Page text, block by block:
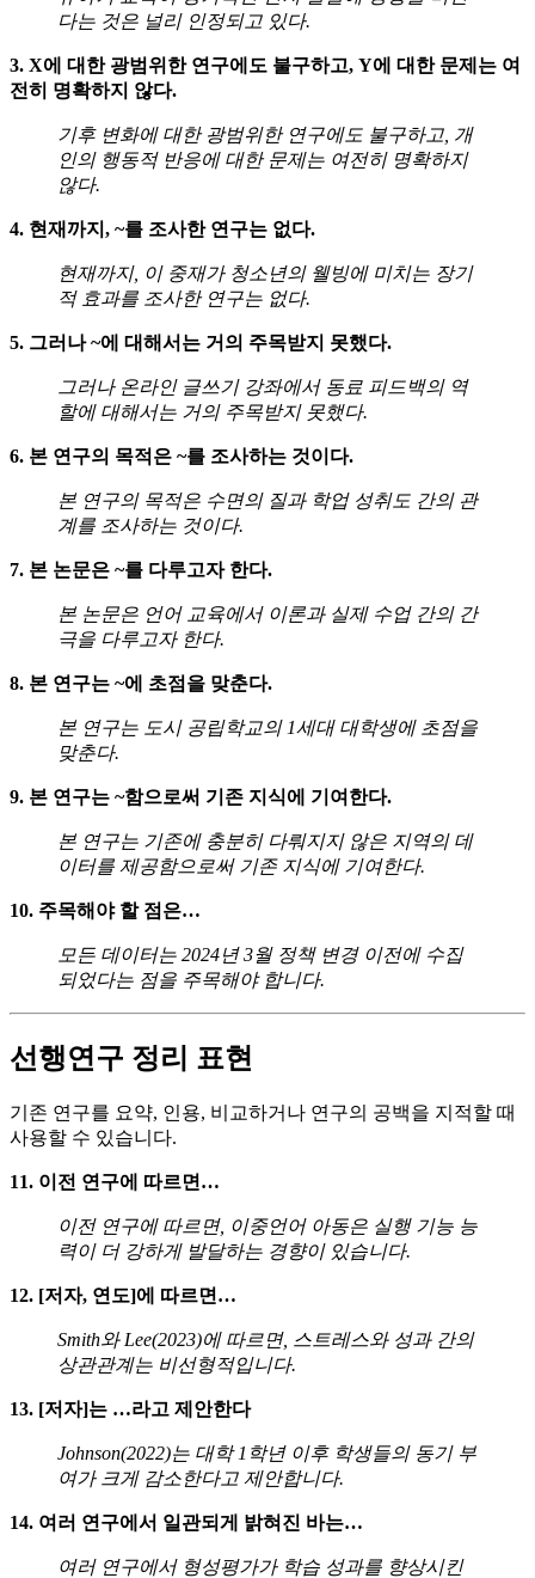
다는 것은 널리 인정되고 있다.
3. X에 대한 광범위한 연구에도 불구하고, Y에 대한 문제는 여
전히 명확하지 않다.
기후 변화에 대한 광범위한 연구에도 불구하고, 개
인의 행동적 반응에 대한 문제는 여전히 명확하지
않다.
4. 현재까지, ~를 조사한 연구는 없다.
현재까지, 이 중재가 청소년의 웰빙에 미치는 장기
적 효과를 조사한 연구는 없다.
5. 그러나 ~에 대해서는 거의 주목받지 못했다.
그러나 온라인 글쓰기 강좌에서 동료 피드백의 역
할에 대해서는 거의 주목받지 못했다.
6. 본 연구의 목적은 ~를 조사하는 것이다.
본 연구의 목적은 수면의 질과 학업 성취도 간의 관
계를 조사하는 것이다.
7. 본 논문은 ~를 다루고자 한다.
본 논문은 언어 교육에서 이론과 실제 수업 간의 간
극을 다루고자 한다.
8. 본 연구는 ~에 초점을 맞춘다.
본 연구는 도시 공립학교의 1세대 대학생에 초점을
맞춘다.
9. 본 연구는 ~함으로써 기존 지식에 기여한다.
본 연구는 기존에 충분히 다뤄지지 않은 지역의 데
이터를 제공함으로써 기존 지식에 기여한다.
10. 주목해야 할 점은…
모든 데이터는 2024년 3월 정책 변경 이전에 수집
되었다는 점을 주목해야 합니다.
선행연구 정리 표현
기존 연구를 요약, 인용, 비교하거나 연구의 공백을 지적할 때
사용할 수 있습니다.
11. 이전 연구에 따르면…
이전 연구에 따르면, 이중언어 아동은 실행 기능 능
력이 더 강하게 발달하는 경향이 있습니다.
12. [저자, 연도]에 따르면…
Smith와 Lee(2023)에 따르면, 스트레스와 성과 간의
상관관계는 비선형적입니다.
13. [저자]는 …라고 제안한다
Johnson(2022)는 대학 1학년 이후 학생들의 동기 부
여가 크게 감소한다고 제안합니다.
14. 여러 연구에서 일관되게 밝혀진 바는…
여러 연구에서 형성평가가 학습 성과를 향상시킨